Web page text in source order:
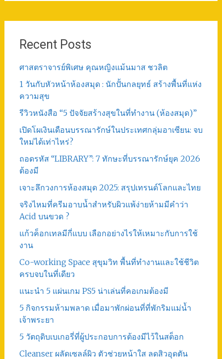
Recent Posts
ศาสตราจารย์พิเศษ คุณหญิงแม้นมาส ชวลิต
1 วันกับหัวหน้าห้องสมุด : นักปั้นกลยุทธ์ สร้างพื้นที่แห่ง
ความสุข
รีวิวหนังสือ “5 ปัจจัยสร้างสุขในที่ทำงาน (ห้องสมุด)”
เปิดโผเงินเดือนบรรณารักษ์ในประเทศกลุ่มอาเซียน: จบ
ใหม่ได้เท่าไหร่?
ถอดรหัส “LIBRARY”: 7 ทักษะที่บรรณารักษ์ยุค 2026
ต้องมี
เจาะลึกวงการห้องสมุด 2025: สรุปเทรนด์โลกและไทย
จริงไหมที่ครีมอาบน้ำสำหรับผิวแพ้ง่ายห้ามมีคำว่า
Acid บนขวด ?
แก้วค็อกเทลมีกี่แบบ เลือกอย่างไรให้เหมาะกับการใช้
งาน
Co-working Space สุขุมวิท พื้นที่ทำงานและใช้ชีวิต
ครบจบในที่เดียว
แนะนำ 5 แผ่นเกม PS5 น่าเล่นที่คอเกมต้องมี
5 กิจกรรมห้ามพลาด เมื่อมาพักผ่อนที่ที่พักริมแม่น้ำ
เจ้าพระยา
5 วัตถุดิบเบเกอรี่ที่ผู้ประกอบการต้องมีไว้ในสต็อก
Cleanser ผลัดเซลล์ผิว ตัวช่วยหน้าใส ลดสิวอุดตัน